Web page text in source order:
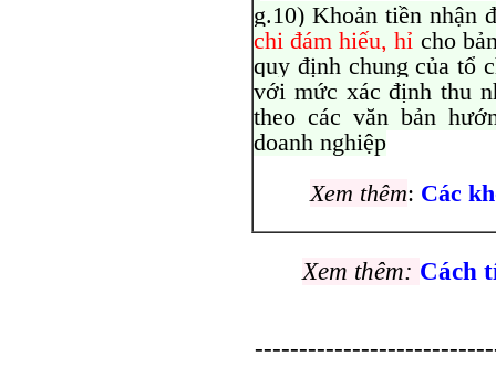
g.10) Khoản tiền nhận
chi đám hiếu, hỉ cho
quy định chung của tổ
với mức xác định thu
theo các văn bản
doanh nghiệp
Xem thêm: Các
Xem thêm: Cách